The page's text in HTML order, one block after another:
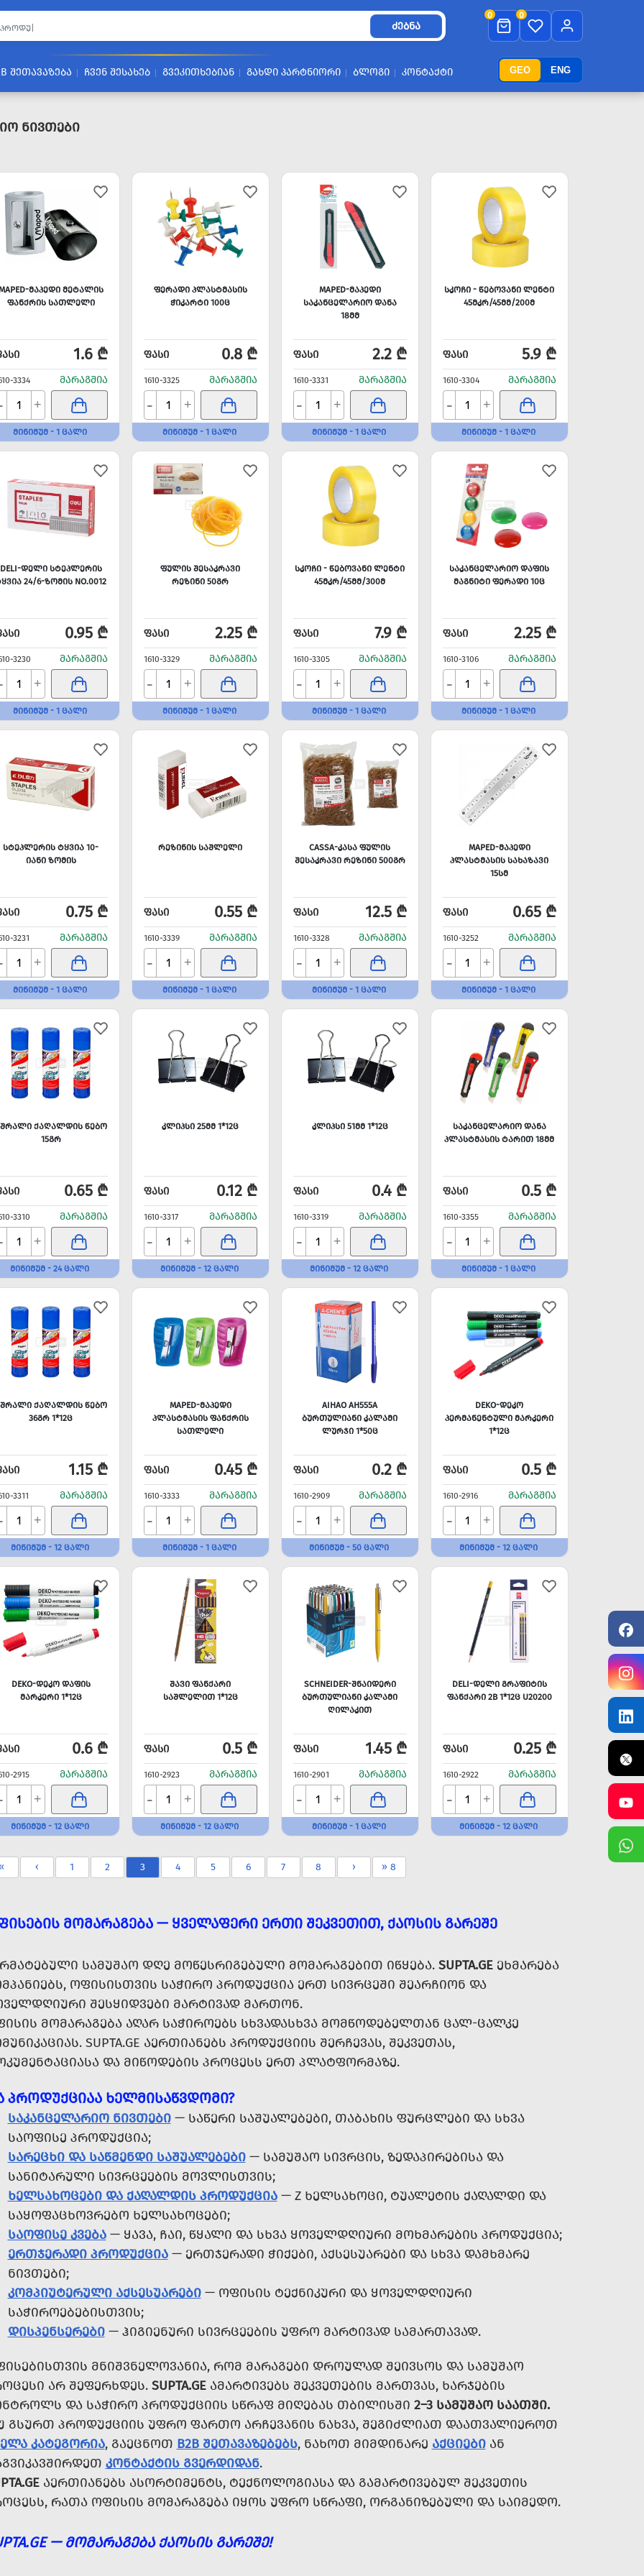
GEO ENG
ᲫᲔᲑᲜᲐ
0 0
ᲨᲔᲗᲐᲕᲐᲖᲔᲑᲐ ᲩᲕᲔᲜ ᲨᲔᲡᲐᲮᲔᲑ ᲒᲕᲔᲙᲘᲗᲮᲔᲑᲘᲐᲜ ᲒᲐᲮᲓᲘ ᲞᲐᲠᲢᲜᲘᲝᲠᲘ ᲑᲚᲝᲒᲘ ᲙᲝᲜᲢᲐᲥᲢᲘ
Ნივთები
ᲛᲐᲞᲔᲓᲘ ᲛᲔᲢᲐᲚᲘᲡ
ᲤᲐᲜᲥᲠᲘᲡ ᲡᲐᲗᲚᲔᲚᲘ
1.6 ₾
3334 ᲛᲐᲠᲐᲒᲨᲘᲐ
+
ᲛᲘᲜᲘᲛᲣᲛ - 1 ᲪᲐᲚᲘ
ᲤᲔᲠᲐᲓᲘ ᲞᲚᲐᲡᲢᲛᲐᲡᲘᲡ
ᲭᲘᲙᲐᲠᲢᲘ 100Ც
ᲤᲐᲡᲘ 0.8 ₾
1610-3325 ᲛᲐᲠᲐᲒᲨᲘᲐ
- +
ᲛᲘᲜᲘᲛᲣᲛ - 1 ᲪᲐᲚᲘ
MAPED-ᲛᲐᲞᲔᲓᲘ
ᲡᲐᲙᲐᲜᲪᲔᲚᲐᲠᲘᲝ ᲓᲐᲜᲐ
18ᲛᲛ
ᲤᲐᲡᲘ 2.2 ₾
1610-3331 ᲛᲐᲠᲐᲒᲨᲘᲐ
- +
ᲛᲘᲜᲘᲛᲣᲛ - 1 ᲪᲐᲚᲘ
ᲡᲙᲝᲩᲘ - ᲬᲔᲑᲝᲕᲐᲜᲘ ᲚᲔᲜᲢᲘ
45ᲛᲙᲠ/45ᲛᲛ/200Მ
ᲤᲐᲡᲘ 5.9 ₾
1610-3304 ᲛᲐᲠᲐᲒᲨᲘᲐ
- +
ᲛᲘᲜᲘᲛᲣᲛ - 1 ᲪᲐᲚᲘ
DELI-ᲓᲔᲚᲘ ᲡᲢᲔᲞᲚᲔᲠᲘᲡ
24/6-ᲖᲝᲛᲘᲡ NO.0012
0.95 ₾
3230 ᲛᲐᲠᲐᲒᲨᲘᲐ
+
ᲛᲘᲜᲘᲛᲣᲛ - 1 ᲪᲐᲚᲘ
ᲤᲣᲚᲘᲡ ᲨᲔᲡᲐᲙᲠᲐᲕᲘ
ᲠᲔᲖᲘᲜᲘ 50ᲒᲠ
ᲤᲐᲡᲘ 2.25 ₾
1610-3329 ᲛᲐᲠᲐᲒᲨᲘᲐ
- +
ᲛᲘᲜᲘᲛᲣᲛ - 1 ᲪᲐᲚᲘ
ᲡᲙᲝᲩᲘ - ᲬᲔᲑᲝᲕᲐᲜᲘ ᲚᲔᲜᲢᲘ
45ᲛᲙᲠ/45ᲛᲛ/300Მ
ᲤᲐᲡᲘ 7.9 ₾
1610-3305 ᲛᲐᲠᲐᲒᲨᲘᲐ
- +
ᲛᲘᲜᲘᲛᲣᲛ - 1 ᲪᲐᲚᲘ
ᲡᲐᲙᲐᲜᲪᲔᲚᲐᲠᲘᲝ ᲓᲐᲤᲘᲡ
ᲛᲐᲒᲜᲘᲢᲘ ᲤᲔᲠᲐᲓᲘ 10Ც
ᲤᲐᲡᲘ 2.25 ₾
1610-3106 ᲛᲐᲠᲐᲒᲨᲘᲐ
- +
ᲛᲘᲜᲘᲛᲣᲛ - 1 ᲪᲐᲚᲘ
ᲡᲢᲔᲞᲚᲔᲠᲘᲡ ᲢᲧᲕᲘᲐ 10-
ᲘᲐᲜᲘ ᲖᲝᲛᲘᲡ
0.75 ₾
3231 ᲛᲐᲠᲐᲒᲨᲘᲐ
+
ᲛᲘᲜᲘᲛᲣᲛ - 1 ᲪᲐᲚᲘ
ᲠᲔᲖᲘᲜᲘᲡ ᲡᲐᲨᲚᲔᲚᲘ
ᲤᲐᲡᲘ 0.55 ₾
1610-3339 ᲛᲐᲠᲐᲒᲨᲘᲐ
- +
ᲛᲘᲜᲘᲛᲣᲛ - 1 ᲪᲐᲚᲘ
CASSA-ᲙᲐᲡᲐ ᲤᲣᲚᲘᲡ
ᲨᲔᲡᲐᲙᲠᲐᲕᲘ ᲠᲔᲖᲘᲜᲘ 500ᲒᲠ
ᲤᲐᲡᲘ 12.5 ₾
1610-3328 ᲛᲐᲠᲐᲒᲨᲘᲐ
- +
ᲛᲘᲜᲘᲛᲣᲛ - 1 ᲪᲐᲚᲘ
MAPED-ᲛᲐᲞᲔᲓᲘ
ᲞᲚᲐᲡᲢᲛᲐᲡᲘᲡ ᲡᲐᲮᲐᲖᲐᲕᲘ
15ᲡᲛ
ᲤᲐᲡᲘ 0.65 ₾
1610-3252 ᲛᲐᲠᲐᲒᲨᲘᲐ
- +
ᲛᲘᲜᲘᲛᲣᲛ - 1 ᲪᲐᲚᲘ
ᲥᲐᲦᲐᲚᲓᲘᲡ ᲬᲔᲑᲝ
15ᲒᲠ
0.65 ₾
3310 ᲛᲐᲠᲐᲒᲨᲘᲐ
+
ᲛᲘᲜᲘᲛᲣᲛ - 24 ᲪᲐᲚᲘ
ᲙᲚᲘᲞᲡᲘ 25ᲛᲛ 1*12Ც
ᲤᲐᲡᲘ 0.12 ₾
1610-3317 ᲛᲐᲠᲐᲒᲨᲘᲐ
- +
ᲛᲘᲜᲘᲛᲣᲛ - 12 ᲪᲐᲚᲘ
ᲙᲚᲘᲞᲡᲘ 51ᲛᲛ 1*12Ც
ᲤᲐᲡᲘ 0.4 ₾
1610-3319 ᲛᲐᲠᲐᲒᲨᲘᲐ
- +
ᲛᲘᲜᲘᲛᲣᲛ - 12 ᲪᲐᲚᲘ
ᲡᲐᲙᲐᲜᲪᲔᲚᲐᲠᲘᲝ ᲓᲐᲜᲐ
ᲞᲚᲐᲡᲢᲛᲐᲡᲘᲡ ᲢᲐᲠᲘᲗ 18ᲛᲛ
ᲤᲐᲡᲘ 0.5 ₾
1610-3355 ᲛᲐᲠᲐᲒᲨᲘᲐ
- +
ᲛᲘᲜᲘᲛᲣᲛ - 1 ᲪᲐᲚᲘ
ᲥᲐᲦᲐᲚᲓᲘᲡ ᲬᲔᲑᲝ
36ᲒᲠ 1*12Ც
1.15 ₾
3311 ᲛᲐᲠᲐᲒᲨᲘᲐ
+
ᲛᲘᲜᲘᲛᲣᲛ - 12 ᲪᲐᲚᲘ
MAPED-ᲛᲐᲞᲔᲓᲘ
ᲞᲚᲐᲡᲢᲛᲐᲡᲘᲡ ᲤᲐᲜᲥᲠᲘᲡ
ᲡᲐᲗᲚᲔᲚᲘ
ᲤᲐᲡᲘ 0.45 ₾
1610-3333 ᲛᲐᲠᲐᲒᲨᲘᲐ
- +
ᲛᲘᲜᲘᲛᲣᲛ - 1 ᲪᲐᲚᲘ
AIHAO AH555A
ᲑᲣᲠᲗᲣᲚᲘᲐᲜᲘ ᲙᲐᲚᲐᲛᲘ
ᲚᲣᲠᲯᲘ 1*50Ც
ᲤᲐᲡᲘ 0.2 ₾
1610-2909 ᲛᲐᲠᲐᲒᲨᲘᲐ
- +
ᲛᲘᲜᲘᲛᲣᲛ - 50 ᲪᲐᲚᲘ
DEKO-ᲓᲔᲙᲝ
ᲞᲔᲠᲛᲐᲜᲔᲜᲢᲣᲚᲘ ᲛᲐᲠᲙᲔᲠᲘ
1*12Ც
ᲤᲐᲡᲘ 0.5 ₾
1610-2916 ᲛᲐᲠᲐᲒᲨᲘᲐ
- +
ᲛᲘᲜᲘᲛᲣᲛ - 12 ᲪᲐᲚᲘ
DEKO-ᲓᲔᲙᲝ ᲓᲐᲤᲘᲡ
ᲛᲐᲠᲙᲔᲠᲘ 1*12Ც
0.6 ₾
2915 ᲛᲐᲠᲐᲒᲨᲘᲐ
+
ᲛᲘᲜᲘᲛᲣᲛ - 12 ᲪᲐᲚᲘ
ᲨᲐᲕᲘ ᲤᲐᲜᲥᲐᲠᲘ
ᲡᲐᲨᲚᲔᲚᲘᲗ 1*12Ც
ᲤᲐᲡᲘ 0.5 ₾
1610-2923 ᲛᲐᲠᲐᲒᲨᲘᲐ
- +
ᲛᲘᲜᲘᲛᲣᲛ - 12 ᲪᲐᲚᲘ
SCHNEIDER-ᲨᲜᲐᲘᲓᲔᲠᲘ
ᲑᲣᲠᲗᲣᲚᲘᲐᲜᲘ ᲙᲐᲚᲐᲛᲘ
ᲦᲘᲚᲐᲙᲘᲗ
ᲤᲐᲡᲘ 1.45 ₾
1610-2901 ᲛᲐᲠᲐᲒᲨᲘᲐ
- +
ᲛᲘᲜᲘᲛᲣᲛ - 1 ᲪᲐᲚᲘ
DELI-ᲓᲔᲚᲘ ᲒᲠᲐᲤᲘᲢᲘᲡ
ᲤᲐᲜᲥᲐᲠᲘ 2B 1*12Ც U20200
ᲤᲐᲡᲘ 0.25 ₾
1610-2922 ᲛᲐᲠᲐᲒᲨᲘᲐ
- +
ᲛᲘᲜᲘᲛᲣᲛ - 12 ᲪᲐᲚᲘ
‹ 1 2 3 4 5 6 7 8 › » 8
ᲛᲝᲛᲐᲠᲐᲒᲔᲑᲐ — ᲧᲕᲔᲚᲐᲤᲔᲠᲘ ᲔᲠᲗᲘ ᲨᲔᲙᲕᲔᲗᲘᲗ, ᲥᲐᲝᲡᲘᲡ ᲒᲐᲠᲔᲨᲔ
ᲡᲐᲛᲣᲨᲐᲝ ᲓᲦᲔ ᲛᲝᲬᲔᲡᲠᲘᲒᲔᲑᲣᲚᲘ ᲛᲝᲛᲐᲠᲐᲒᲔᲑᲘᲗ ᲘᲬᲧᲔᲑᲐ. SUPTA.GEᲔᲮᲛᲐᲠᲔᲑᲐ
ᲝᲤᲘᲡᲘᲡᲗᲕᲘᲡ ᲡᲐᲭᲘᲠᲝ ᲞᲠᲝᲓᲣᲥᲪᲘᲐ ᲔᲠᲗ ᲡᲘᲕᲠᲪᲔᲨᲘ ᲨᲔᲐᲠᲩᲘᲝᲜ ᲓᲐ
ᲨᲔᲡᲧᲘᲓᲕᲔᲑᲘ ᲛᲐᲠᲢᲘᲕᲐᲓ ᲛᲐᲠᲗᲝᲜ.
ᲛᲝᲛᲐᲠᲐᲒᲔᲑᲐ ᲐᲦᲐᲠ ᲡᲐᲭᲘᲠᲝᲔᲑᲡ ᲡᲮᲕᲐᲓᲐᲡᲮᲕᲐ ᲛᲝᲛᲬᲝᲓᲔᲑᲔᲚᲗᲐᲜ ᲪᲐᲚ-ᲪᲐᲚᲙᲔ
SUPTA.GE ᲐᲔᲠᲗᲘᲐᲜᲔᲑᲡ ᲞᲠᲝᲓᲣᲥᲪᲘᲘᲡ ᲨᲔᲠᲩᲔᲕᲐᲡ, ᲨᲔᲙᲕᲔᲗᲐᲡ,
ᲓᲐ ᲛᲘᲬᲝᲓᲔᲑᲘᲡ ᲞᲠᲝᲪᲔᲡᲡ ᲔᲠᲗ ᲞᲚᲐᲢᲤᲝᲠᲛᲐᲖᲔ.
ᲞᲠᲝᲓᲣᲥᲪᲘᲐᲐ ᲮᲔᲚᲛᲘᲡᲐᲬᲕᲓᲝᲛᲘ?
ᲡᲐᲙᲐᲜᲪᲔᲚᲐᲠᲘᲝ ᲜᲘᲕᲗᲔᲑᲘ— ᲡᲐᲬᲔᲠᲘ ᲡᲐᲨᲣᲐᲚᲔᲑᲔᲑᲘ, ᲗᲐᲑᲐᲮᲘᲡ ᲤᲣᲠᲪᲚᲔᲑᲘ ᲓᲐ ᲡᲮᲕᲐ
ᲡᲐᲝᲤᲘᲡᲔ ᲞᲠᲝᲓᲣᲥᲪᲘᲐ;
ᲡᲐᲠᲔᲪᲮᲘ ᲓᲐ ᲡᲐᲬᲛᲔᲜᲓᲘ ᲡᲐᲨᲣᲐᲚᲔᲑᲔᲑᲘ— ᲡᲐᲛᲣᲨᲐᲝ ᲡᲘᲕᲠᲪᲘᲡ, ᲖᲔᲓᲐᲞᲘᲠᲔᲑᲘᲡᲐ ᲓᲐ
ᲡᲐᲜᲘᲢᲐᲠᲣᲚᲘ ᲡᲘᲕᲠᲪᲔᲔᲑᲘᲡ ᲛᲝᲕᲚᲘᲡᲗᲕᲘᲡ;
ᲮᲔᲚᲡᲐᲮᲝᲪᲔᲑᲘ ᲓᲐ ᲥᲐᲦᲐᲚᲓᲘᲡ ᲞᲠᲝᲓᲣᲥᲪᲘᲐ— Z ᲮᲔᲚᲡᲐᲮᲝᲪᲘ, ᲢᲣᲐᲚᲔᲢᲘᲡ ᲥᲐᲦᲐᲚᲓᲘ ᲓᲐ
ᲡᲐᲧᲝᲤᲐᲪᲮᲝᲕᲠᲔᲑᲝ ᲮᲔᲚᲡᲐᲮᲝᲪᲔᲑᲘ;
ᲡᲐᲝᲤᲘᲡᲔ ᲙᲕᲔᲑᲐ— ᲧᲐᲕᲐ, ᲩᲐᲘ, ᲬᲧᲐᲚᲘ ᲓᲐ ᲡᲮᲕᲐ ᲧᲝᲕᲔᲚᲓᲦᲘᲣᲠᲘ ᲛᲝᲮᲛᲐᲠᲔᲑᲘᲡ ᲞᲠᲝᲓᲣᲥᲪᲘᲐ;
ᲔᲠᲗᲯᲔᲠᲐᲓᲘ ᲞᲠᲝᲓᲣᲥᲪᲘᲐ— ᲔᲠᲗᲯᲔᲠᲐᲓᲘ ᲭᲘᲥᲔᲑᲘ, ᲐᲥᲡᲔᲡᲣᲐᲠᲔᲑᲘ ᲓᲐ ᲡᲮᲕᲐ ᲓᲐᲛᲮᲛᲐᲠᲔ
ᲜᲘᲕᲗᲔᲑᲘ;
ᲙᲝᲛᲞᲘᲣᲢᲔᲠᲣᲚᲘ ᲐᲥᲡᲔᲡᲣᲐᲠᲔᲑᲘ— ᲝᲤᲘᲡᲘᲡ ᲢᲔᲥᲜᲘᲙᲣᲠᲘ ᲓᲐ ᲧᲝᲕᲔᲚᲓᲦᲘᲣᲠᲘ
ᲡᲐᲭᲘᲠᲝᲔᲑᲔᲑᲘᲡᲗᲕᲘᲡ;
ᲓᲘᲡᲞᲔᲜᲡᲔᲠᲔᲑᲘ— ᲰᲘᲒᲘᲔᲜᲣᲠᲘ ᲡᲘᲕᲠᲪᲔᲔᲑᲘᲡ ᲣᲤᲠᲝ ᲛᲐᲠᲢᲘᲕᲐᲓ ᲡᲐᲛᲐᲠᲗᲐᲕᲐᲓ.
ᲛᲜᲘᲨᲕᲜᲔᲚᲝᲕᲐᲜᲘᲐ, ᲠᲝᲛ ᲛᲐᲠᲐᲒᲔᲑᲘ ᲓᲠᲝᲣᲚᲐᲓ ᲨᲔᲘᲕᲡᲝᲡ ᲓᲐ ᲡᲐᲛᲣᲨᲐᲝ
ᲐᲠ ᲨᲔᲤᲔᲠᲮᲓᲔᲡ. SUPTA.GEᲐᲛᲐᲠᲢᲘᲕᲔᲑᲡ ᲨᲔᲙᲕᲔᲗᲔᲑᲘᲡ ᲛᲐᲠᲗᲕᲐᲡ, ᲮᲐᲠᲯᲔᲑᲘᲡ
ᲓᲐ ᲡᲐᲭᲘᲠᲝ ᲞᲠᲝᲓᲣᲥᲪᲘᲘᲡ ᲡᲬᲠᲐᲤ ᲛᲘᲦᲔᲑᲐᲡ ᲗᲑᲘᲚᲘᲡᲨᲘ 2–3 ᲡᲐᲛᲣᲨᲐᲝ ᲡᲐᲐᲗᲨᲘ.
ᲒᲡᲣᲠᲗ ᲞᲠᲝᲓᲣᲥᲪᲘᲘᲡ ᲣᲤᲠᲝ ᲤᲐᲠᲗᲝ ᲐᲠᲩᲔᲕᲐᲜᲘᲡ ᲜᲐᲮᲕᲐ, ᲨᲔᲒᲘᲫᲚᲘᲐᲗ ᲓᲐᲐᲗᲕᲐᲚᲘᲔᲠᲝᲗ
ᲙᲐᲢᲔᲒᲝᲠᲘᲐ, ᲒᲐᲔᲪᲜᲝᲗ B2B ᲨᲔᲗᲐᲕᲐᲖᲔᲑᲔᲑᲡ, ᲜᲐᲮᲝᲗ ᲛᲘᲛᲓᲘᲜᲐᲠᲔ ᲐᲥᲪᲘᲔᲑᲘᲐᲜ
ᲙᲝᲜᲢᲐᲥᲢᲘᲡ ᲒᲕᲔᲠᲓᲘᲓᲐᲜ.
ᲐᲔᲠᲗᲘᲐᲜᲔᲑᲡ ᲐᲡᲝᲠᲢᲘᲛᲔᲜᲢᲡ, ᲢᲔᲥᲜᲝᲚᲝᲒᲘᲐᲡᲐ ᲓᲐ ᲒᲐᲛᲐᲠᲢᲘᲕᲔᲑᲣᲚ ᲨᲔᲙᲕᲔᲗᲘᲡ
ᲠᲐᲗᲐ ᲝᲤᲘᲡᲘᲡ ᲛᲝᲛᲐᲠᲐᲒᲔᲑᲐ ᲘᲧᲝᲡ ᲣᲤᲠᲝ ᲡᲬᲠᲐᲤᲘ, ᲝᲠᲒᲐᲜᲘᲖᲔᲑᲣᲚᲘ ᲓᲐ ᲡᲐᲘᲛᲔᲓᲝ.
— ᲛᲝᲛᲐᲠᲐᲒᲔᲑᲐ ᲥᲐᲝᲡᲘᲡ ᲒᲐᲠᲔᲨᲔ!